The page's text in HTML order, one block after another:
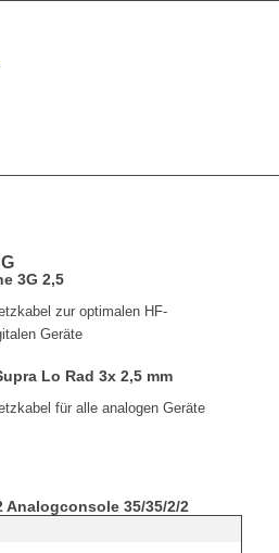
3G 2,5
zur optimalen HF-
Geräte
Lo Rad 3x 2,5 mm
für alle analogen Geräte
Analogconsole 35/35/2/2